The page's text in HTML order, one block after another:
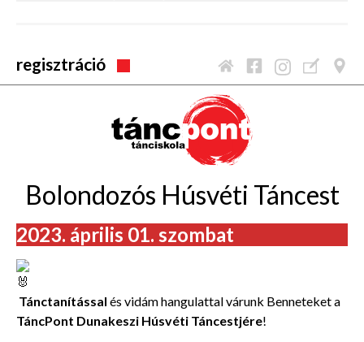
regisztráció
Bolondozós Húsvéti Táncest
2023. április 01. szombat
Tánctanítással és vidám hangulattal várunk Benneteket a
TáncPont Dunakeszi Húsvéti Táncestjére!